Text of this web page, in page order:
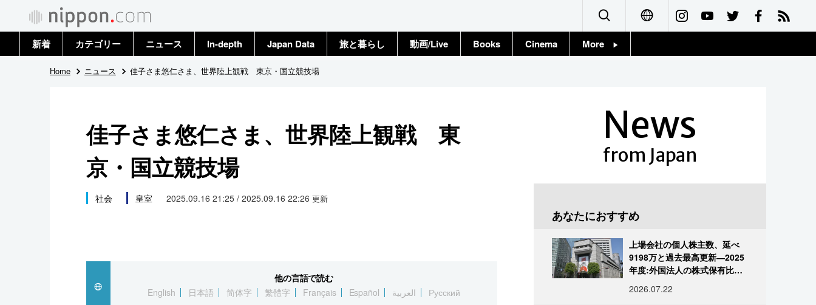
Français
新着 カテゴリー
政治・外交
国際
社会
文化
スポーツ・東京2020
ニュース
トップ
In-depth Japan Data 旅と暮らし 動画/Live Books Cinema More
Home ニュース 佳子さま悠仁さま、世界陸上観戦 東京・国立競技場
佳子さま悠仁さま、世界陸上観戦 東
京・国立競技場
社会 皇室 2025.09.16 21:25 / 2025.09.16 22:26 更新
他の言語で読む
English
日本語 简体字 繁體字 Français Español العربية Русский
News
from Japan
あなたにおすすめ
上場会社の個人株主数、延べ
9198万と過去最高更新―2025
年度:外国法人の株式保有比率
2026.07.22